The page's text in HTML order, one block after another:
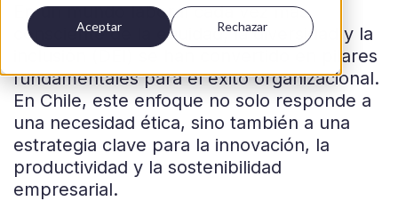
Aceptar Rechazar
En un mundo laboral cada vez más
consciente de la equidad, la diversidad y la
inclusión (DEI) se han convertido en pilares
fundamentales para el éxito organizacional.
En Chile, este enfoque no solo responde a
una necesidad ética, sino también a una
estrategia clave para la innovación, la
productividad y la sostenibilidad
empresarial.